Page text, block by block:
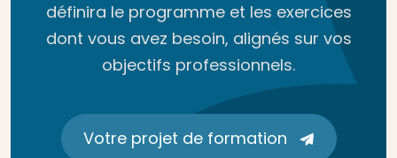
définira le programme et les exercices
dont vous avez besoin, alignés sur vos
objectifs professionnels.
Votre projet de formation